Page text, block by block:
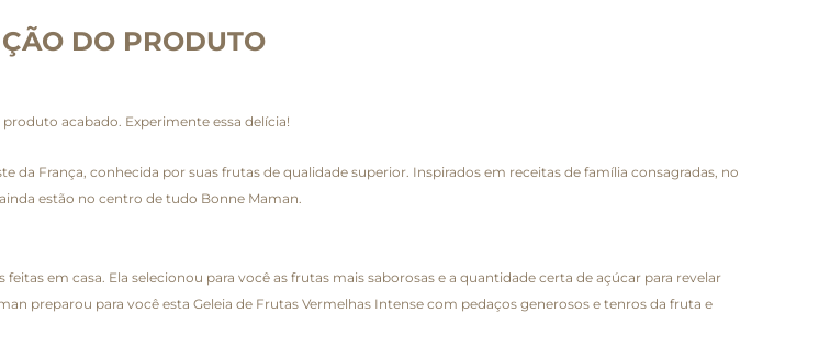
DO PRODUTO
acabado. Experimente essa delícia!
França, conhecida por suas frutas de qualidade superior. Inspirados em receitas de família consagradas, no
estão no centro de tudo Bonne Maman.
em casa. Ela selecionou para você as frutas mais saborosas e a quantidade certa de açúcar para revelar
preparou para você esta Geleia de Frutas Vermelhas Intense com pedaços generosos e tenros da fruta e